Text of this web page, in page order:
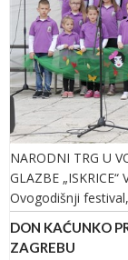
NARODNI TRG U
GLAZBE
Ovogodišnji
DON KAĆUNKO
ZAGREBU